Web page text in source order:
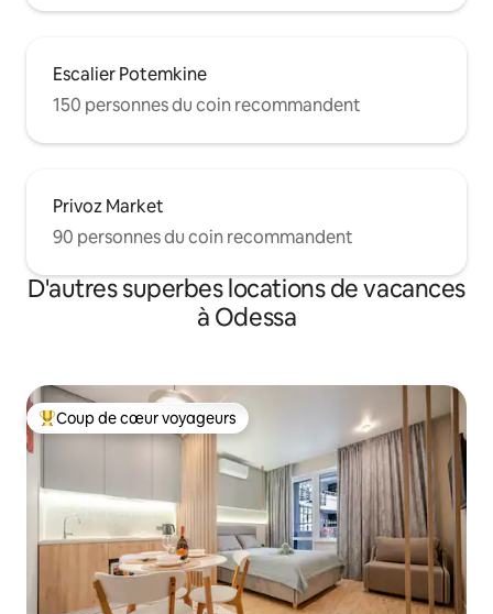
Escalier Potemkine
150 personnes du coin recommandent
Privoz Market
90 personnes du coin recommandent
D'autres superbes locations de vacances
à Odessa
Coup de cœur voyageurs parmi les plus aimés
Coup de cœur voyageurs